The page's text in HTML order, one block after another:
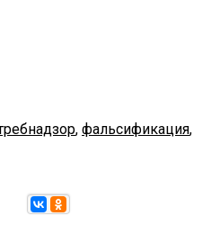
, фальсификация,